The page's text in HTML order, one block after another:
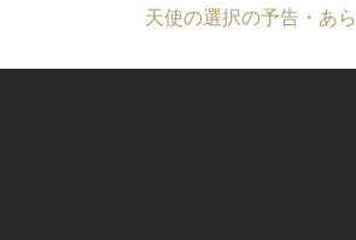
天使の選択の予告・あ